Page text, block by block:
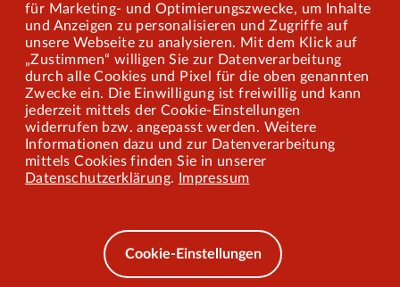
für Marketing- und Optimierungszwecke, um Inhalte
und Anzeigen zu personalisieren und Zugriffe auf
unsere Webseite zu analysieren. Mit dem Klick auf
„Zustimmen“ willigen Sie zur Datenverarbeitung
durch alle Cookies und Pixel für die oben genannten
Zwecke ein. Die Einwilligung ist freiwillig und kann
jederzeit mittels der Cookie-Einstellungen
widerrufen bzw. angepasst werden. Weitere
Informationen dazu und zur Datenverarbeitung
mittels Cookies finden Sie in unserer
Datenschutzerklärung. Impressum
Cookie-Einstellungen
Presse
Mitarbeiterportal
Barrierefreiheit
Mobilität lernen